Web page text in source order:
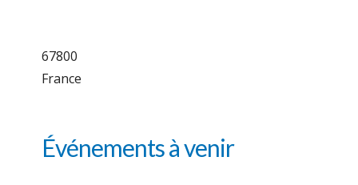
67800
France
Événements à venir